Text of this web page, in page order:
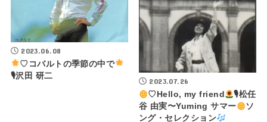
2023.06.08
♡コバルトの季節の中で
🎙沢田 研二
2023.07.26
♡Hello, my friend
🎙松任
谷 由実〜Yuming サマー
ソ
ング・セレクション